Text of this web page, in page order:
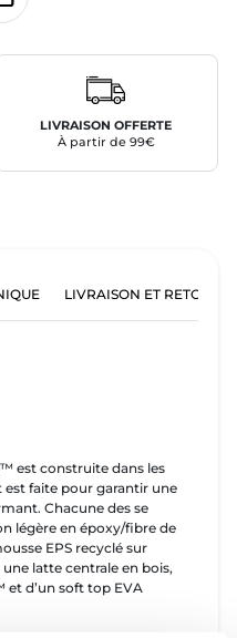
LIVRAISON OFFERTE
À partir de 99€
LIVRAISON ET RETOURS
est construite dans les
faite pour garantir une
Chacune des se
légère en époxy/fibre de
EPS recyclé sur
latte centrale en bois,
et d’un soft top EVA